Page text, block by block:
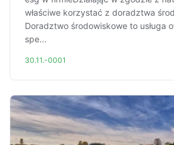
właściwe korzystać z doradztwa
Doradztwo środowiskowe to usługa
spe...
30.11.-0001